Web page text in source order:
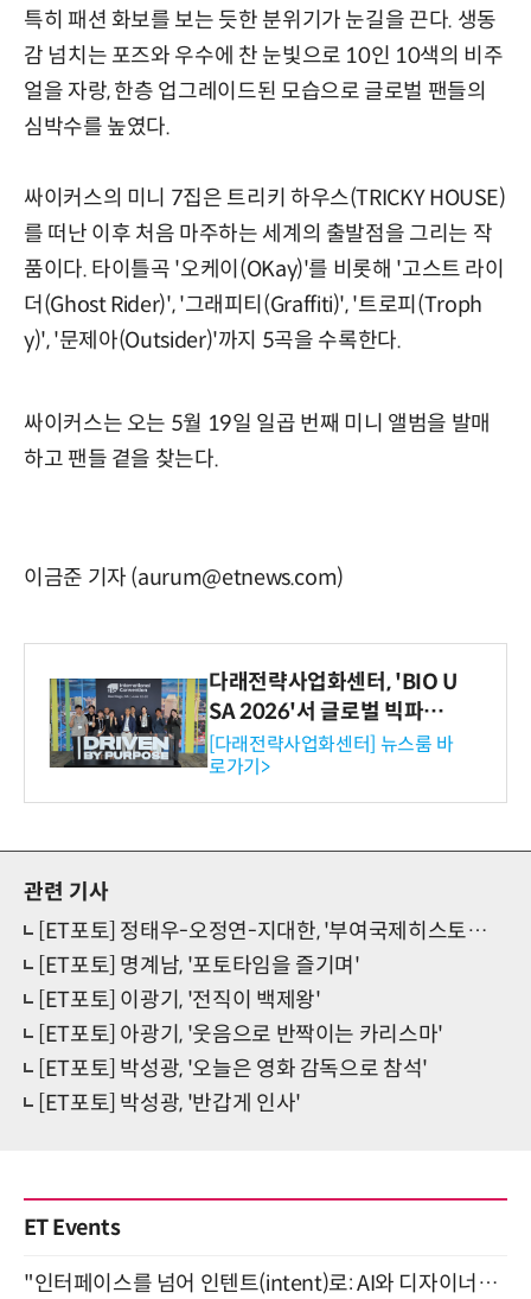
특히 패션 화보를 보는 듯한 분위기가 눈길을 끈다. 생동
감 넘치는 포즈와 우수에 찬 눈빛으로 10인 10색의 비주
얼을 자랑, 한층 업그레이드된 모습으로 글로벌 팬들의
심박수를 높였다.
싸이커스의 미니 7집은 트리키 하우스(TRICKY HOUSE)
를 떠난 이후 처음 마주하는 세계의 출발점을 그리는 작
품이다. 타이틀곡 '오케이(OKay)'를 비롯해 '고스트 라이
더(Ghost Rider)', '그래피티(Graffiti)', '트로피(Troph
y)', '문제아(Outsider)'까지 5곡을 수록한다.
싸이커스는 오는 5월 19일 일곱 번째 미니 앨범을 발매
하고 팬들 곁을 찾는다.
이금준 기자 (aurum@etnews.com)
다래전략사업화센터, 'BIO U
SA 2026'서 글로벌 빅파마
와의 비즈니스 미팅 지원…K
-바이오 해외 진출 교두보 확
보
[다래전략사업화센터] 뉴스룸 바
로가기>
관련 기사
[ET포토] 정태우-오정연-지대한, '부여국제히스토리영화제 홍보대사 입장'
[ET포토] 명계남, '포토타임을 즐기며'
[ET포토] 이광기, '전직이 백제왕'
[ET포토] 아광기, '웃음으로 반짝이는 카리스마'
[ET포토] 박성광, '오늘은 영화 감독으로 참석'
[ET포토] 박성광, '반갑게 인사'
ET Events
"인터페이스를 넘어 인텐트(intent)로: AI와 디자이너가 함께 만드는 공존의 UX" 강남역 (9/2)